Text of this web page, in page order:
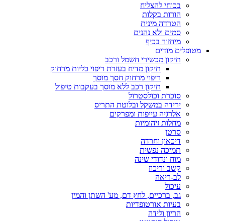
בכוחי להצליח
הורות בקלות
הטרדה מינית
סמים ולא נהנים
מיחזור בכיף
מטופלים מודים
תיקון מכשירי חשמל ורכב
תיקון מדיח בעזרת ריפוי כליות מרחוק
ריפוי מרחוק חסך מוסך
תיקון רכב ללא מוסך בעקבות טיפול
סוכרת וכולסטרול
ירידה במשקל ובלוטת התריס
אלרגיה עייפות ומפרקים
מחלות זיהומיות
סרטן
דיכאון וחרדה
תמיכה נפשית
מוח ונדודי שינה
קשב וריכוז
לב-ריאה
עיכול
גב, ברכיים, לחץ דם, מע' השתן והמין
בעיות אורטופדיות
הריון ולידה